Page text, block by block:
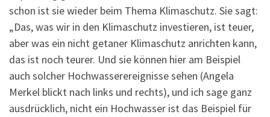
schon ist sie wieder beim Thema Klimaschutz. Sie sagt:
„Das, was wir in den Klimaschutz investieren, ist teuer,
aber was ein nicht getaner Klimaschutz anrichten kann,
das ist noch teurer. Und sie können hier am Beispiel
auch solcher Hochwasserereignisse sehen (Angela
Merkel blickt nach links und rechts), und ich sage ganz
ausdrücklich, nicht ein Hochwasser ist das Beispiel für